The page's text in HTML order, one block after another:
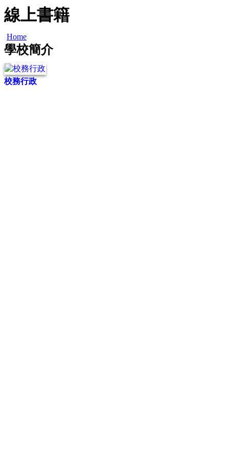
線上書籍
Home
學校簡介
校務行政